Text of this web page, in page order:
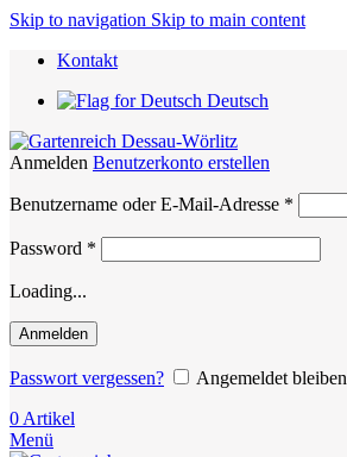
Skip to navigation Skip to main content
Kontakt
Deutsch
Anmelden Benutzerkonto erstellen
Benutzername oder E-Mail-Adresse *
Password *
Loading...
Anmelden
Passwort vergessen?
Angemeldet bleiben
0 Artikel
Menü